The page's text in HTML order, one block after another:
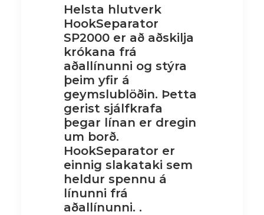
Helsta hlutverk
HookSeparator
SP2000 er að aðskilja
krókana frá
aðallínunni og stýra
þeim yfir á
geymslublöðin. Þetta
gerist sjálfkrafa
þegar línan er dregin
um borð.
HookSeparator er
einnig slakataki sem
heldur spennu á
línunni frá
aðallínunni. .